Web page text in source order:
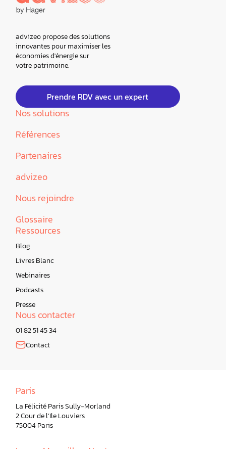
advizeo propose des solutions
innovantes pour maximiser les
économies d'énergie sur
votre patrimoine.
Prendre RDV avec un expert
Nos solutions
Références
Partenaires
advizeo
Nous rejoindre
Glossaire
Ressources
Blog
Livres Blanc
Webinaires
Podcasts
Presse
Nous contacter
01 82 51 45 34
Contact
Paris
La Félicité Paris Sully-Morland
2 Cour de l’Ile Louviers
75004 Paris